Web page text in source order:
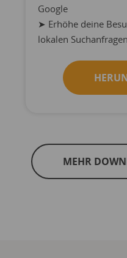
Google
➤ Erhöhe deine
lokalen Suchanfragen
MEHR